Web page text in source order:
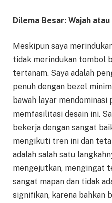
Dilema Besar: Wajah atau
Meskipun saya
tidak merindukan tombol
tertanam. Saya adalah
penuh dengan bezel
bawah layar
memfasilitasi desain ini.
bekerja dengan sangat
mengikuti tren ini dan
adalah salah satu
mengejutkan, mengingat
sangat mapan dan tidak
signifikan, karena bahkan